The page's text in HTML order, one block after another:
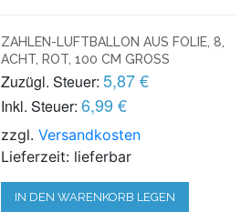
ZAHLEN-LUFTBALLON AUS FOLIE, 8,
ACHT, ROT, 100 CM GROSS
Zuzügl. Steuer: 5,87 €
Inkl. Steuer: 6,99 €
zzgl.Versandkosten
Lieferzeit: lieferbar
IN DEN WARENKORB LEGEN